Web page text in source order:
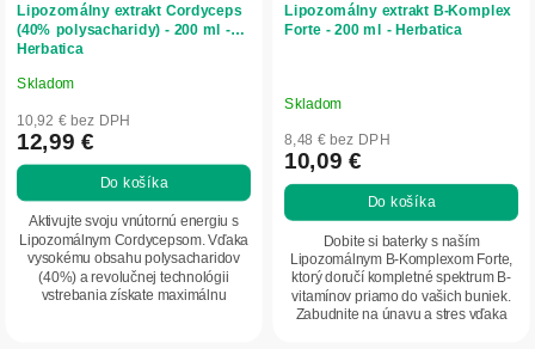
Lipozomálny extrakt Cordyceps
(40% polysacharidy) - 200 ml -
Herbatica
Priemerné
hodnotenie
produktu
je
5,0
5
hviezdičiek.
Skladom
10,92 € bez DPH
12,99 €
Do košíka
Aktivujte svoju vnútornú energiu s
Lipozomálnym Cordycepsom. Vďaka
vysokému obsahu polysacharidov
(40%) a revolučnej technológii
vstrebania získate maximálnu
Lipozomálny extrakt B-Komplex
Forte - 200 ml - Herbatica
Skladom
8,48 € bez DPH
10,09 €
Do košíka
Dobite si baterky s naším
Lipozomálnym B-Komplexom Forte,
ktorý doručí kompletné spektrum B-
vitamínov priamo do vašich buniek.
Zabudnite na únavu a stres vďaka